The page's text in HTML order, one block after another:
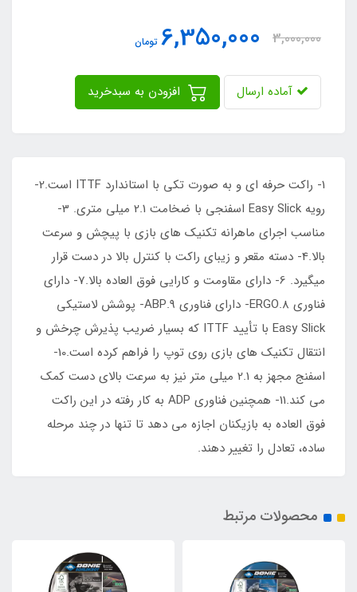
3,000,000
6,350,000 تومان
آماده ارسال
1- راکت حرفه ای و به صورت تکی با استاندارد ITTF است.2-
رویه Easy Slick اسفنجی با ضخامت 2.1 میلی متری. 3-
مناسب اجرای ماهرانه تکنیک های بازی با پیچش و سرعت
بالا.4- دسته مقعر و زیبای راکت با کنترل بالا در دست قرار
میگیرد. 6- دارای مقاومت و کارایی فوق العاده بالا.7- دارای
فناوری ERGO.8- دارای فناوری ABP.9- پوشش لاستیکی
Easy Slick با تأیید ITTF که بسیار ضریب پذیرش چرخش و
انتقال تکنیک های بازی روی توپ را فراهم کرده است.10-
اسفنج مجهز به 2.1 میلی متر نیز به سرعت بالای دست کمک
می کند.11- همچنین فناوری ADP به کار رفته در این راکت
فوق العاده به بازیکنان اجازه می دهد تا تنها در چند مرحله
ساده، تعادل را تغییر دهند.
محصولات مرتبط